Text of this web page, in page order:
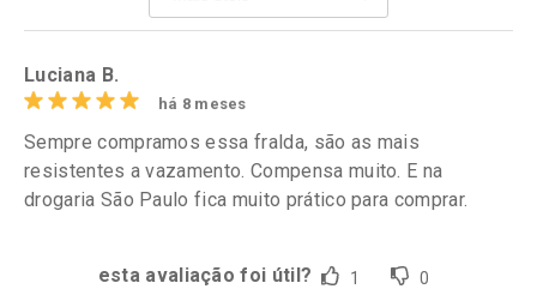
Luciana B.
há 8 meses
Sempre compramos essa fralda, são as mais
resistentes a vazamento. Compensa muito. E na
drogaria São Paulo fica muito prático para comprar.
esta avaliação foi útil? 1 0